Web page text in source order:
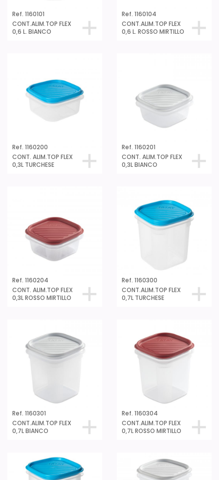
Ref. 1160101
CONT.ALIM.TOP FLEX
0,6 L. BIANCO
Ref. 1160104
CONT.ALIM.TOP FLEX
0,6 L. ROSSO MIRTILLO
Ref. 1160200
CONT. ALIM.TOP FLEX
0,3L TURCHESE
Ref. 1160201
CONT. ALIM.TOP FLEX
0,3L BIANCO
Ref. 1160204
CONT. ALIM.TOP FLEX
0,3L ROSSO MIRTILLO
Ref. 1160300
CONT.ALIM.TOP FLEX
0,7L TURCHESE
Ref. 1160301
CONT.ALIM.TOP FLEX
0,7L BIANCO
Ref. 1160304
CONT.ALIM.TOP FLEX
0,7L ROSSO MIRTILLO